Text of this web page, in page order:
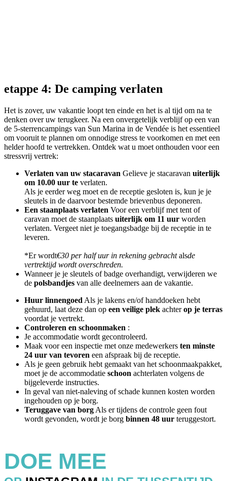
etappe 4: De camping verlaten
Het is zover, uw vakantie loopt ten einde en het is al tijd om na te
denken over uw terugkeer. Na een onvergetelijk verblijf op een van
de 5-sterrencampings van Sun Marina in de Vendée is het essentieel
om vooruit te plannen om onnodige stress te voorkomen en met een
helder hoofd te vertrekken. Ontdek wat u moet onthouden voor een
stressvrij vertrek:
Verlaten van uw stacaravan Gelieve je stacaravan uiterlijk
om 10.00 uur te verlaten.
Als je eerder weg moet en de receptie gesloten is, kun je je
sleutels in de daarvoor bestemde brievenbus deponeren.
Een staanplaats verlaten Voor een verblijf met tent of
caravan moet de staanplaats uiterlijk om 11 uur worden
verlaten. Vergeet niet je toegangsbadge bij de receptie in te
leveren.
*Er wordt€30 per half uur in rekening gebrachtalsde
vertrektijd wordt overschreden.
Wanneer je je sleutels of badge overhandigt, verwijderen we
de polsbandjes van alle deelnemers aan de vakantie.
Huur linnengoed Als je lakens en/of handdoeken hebt
gehuurd, laat deze dan op een veilige plek achterop je terras
voordat je vertrekt.
Controleren en schoonmaken :
Je accommodatie wordt gecontroleerd.
Maak voor een inspectie met onze medewerkers ten minste
24 uur van tevoren een afspraak bij de receptie.
Als je geen gebruik hebt gemaakt van het schoonmaakpakket,
moet je de accommodatie schoon achterlaten volgens de
bijgeleverde instructies.
In geval van niet-naleving of schade kunnen kosten worden
ingehouden op je borg.
Teruggave van borg Als er tijdens de controle geen fout
wordt gevonden, wordt je borg binnen 48 uur teruggestort.
DOE MEE